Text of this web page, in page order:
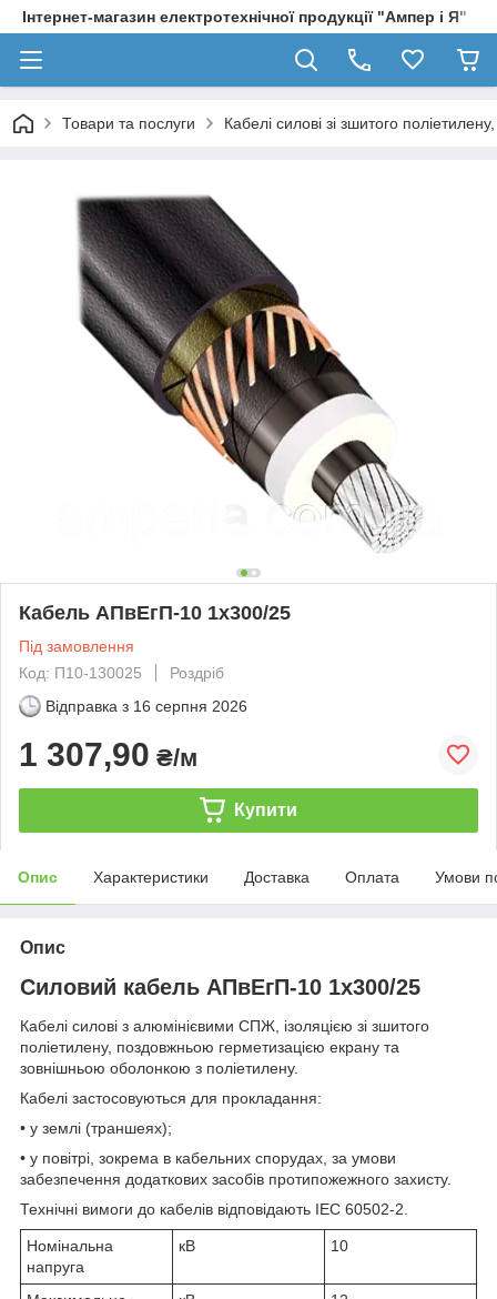
Інтернет-магазин електротехнічної продукції "Ампер і Я"
Товари та послуги Кабелі силові зі зшитого
Кабель АПвЕгП-10 1х300/25
Під замовлення
Код: П10-130025
Роздріб
Відправка з 16 серпня 2026
1 307,90 ₴/м
Купити
Опис Характеристики Доставка Оплата Умови
Опис
Силовий кабель АПвЕгП-10 1х300/25
Кабелі силові з алюмінієвими СПЖ, ізоляцією зі зшитого
поліетилену, поздовжньою герметизацією екрану та
зовнішньою оболонкою з поліетилену.
Кабелі застосовуються для прокладання:
• у землі (траншеях);
• у повітрі, зокрема в кабельних спорудах, за умови
забезпечення додаткових засобів протипожежного захисту.
Технічні вимоги до кабелів відповідають IEC 60502-2.
Номінальна
напруга
кВ 10